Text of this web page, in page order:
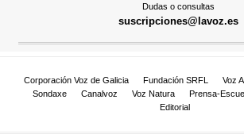
Dudas o consultas
suscripciones@lavoz.es
Corporación Voz de Galicia Fundación SRFL Voz
Sondaxe
Canalvoz Voz Natura Prensa-
Editorial